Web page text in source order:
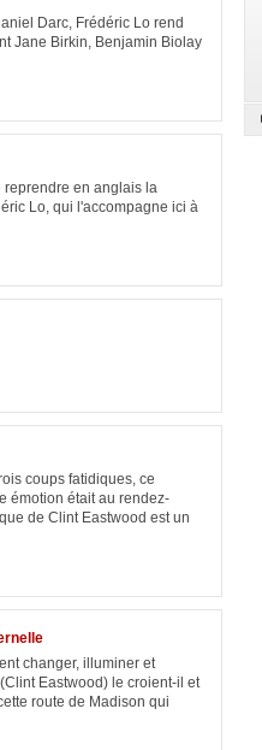
Darc, Frédéric Lo rend
Jane Birkin, Benjamin Biolay
reprendre en anglais la
Lo, qui l'accompagne ici à
coups fatidiques, ce
émotion était au rendez-
de Clint Eastwood est un
changer, illuminer et
Eastwood) le croient-il et
route de Madison qui